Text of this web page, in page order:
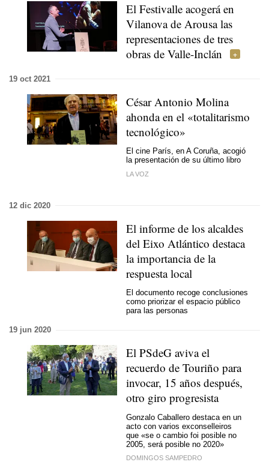
El Festivalle acogerá en
Vilanova de Arousa las
representaciones de tres
obras de Valle-Inclán
19 oct 2021
César Antonio Molina
ahonda en el «totalitarismo
tecnológico»
El cine París, en A Coruña, acogió
la presentación de su último libro
LA VOZ
12 dic 2020
El informe de los alcaldes
del Eixo Atlántico destaca
la importancia de la
respuesta local
El documento recoge conclusiones
como priorizar el espacio público
para las personas
19 jun 2020
El PSdeG aviva el
recuerdo de Touriño para
invocar, 15 años después,
otro giro progresista
Gonzalo Caballero destaca en un
acto con varios exconselleiros
que «se o cambio foi posible no
2005, será posible no 2020»
DOMINGOS SAMPEDRO